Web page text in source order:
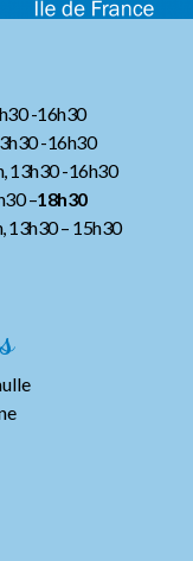
-16h30
-16h30
13h30 -16h30
–18h30
13h30– 15h30